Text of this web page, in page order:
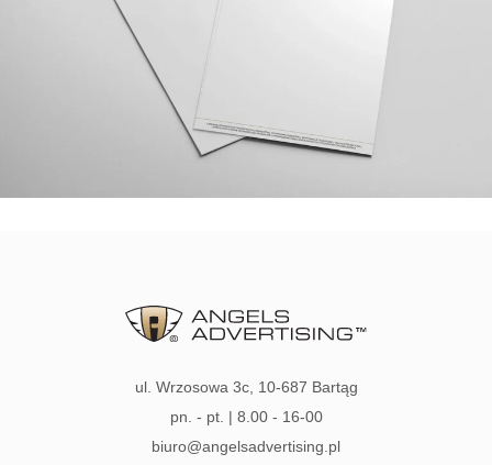
ul. Wrzosowa 3c, 10-687 Bartąg
pn. - pt. | 8.00 - 16-00
biuro@angelsadvertising.pl